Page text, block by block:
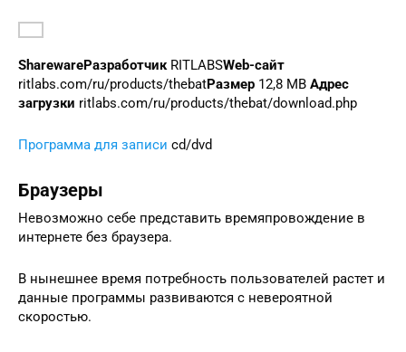
SharewareРазработчикRITLABSWeb-сайт
ritlabs.com/ru/products/thebatРазмер 12,8 MB Адрес
загрузки ritlabs.com/ru/products/thebat/download.php
Программа для записи cd/dvd
Браузеры
Невозможно себе представить времяпровождение в
интернете без браузера.
В нынешнее время потребность пользователей растет и
данные программы развиваются с невероятной
скоростью.